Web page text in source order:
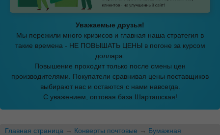
Уважаемые друзья!
Мы пережили много кризисов и главная наша стратегия в
такие времена - НЕ ПОВЫШАТЬ ЦЕНЫ в погоне за курсом
доллара.
Повышение проходит только после смены цен
производителями. Покупатели сравнивая цены поставщиков
выбирают нас и остаются с нами навсегда.
С уважением, оптовая база Шарташская!
Главная страница → Конверты почтовые → Бумажная